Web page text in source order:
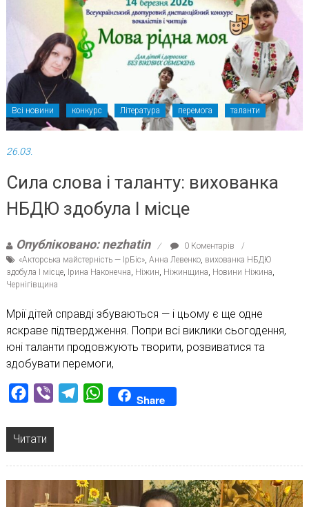
Всі новини конкурс Література перемога таланти
26.03.
Сила слова і таланту: вихованка
НБДЮ здобула І місце
Опубліковано: nezhatin
0 Коментарів
«Акторська майстерність — ІрБіс», Анна Левенко, вихованка НБДЮ
здобула І місце, Ірина Наконечна, Ніжин, Ніжинщина, Новини Ніжина,
Чернігівщина
Мрії дітей справді збуваються — і цьому є ще одне
яскраве підтвердження. Попри всі виклики сьогодення,
юні таланти продовжують творити, розвиватися та
здобувати перемоги,
Facebook
Viber TelegramWhatsAppShare
Читати